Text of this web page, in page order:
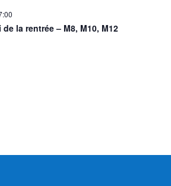
la rentrée – M8, M10, M12